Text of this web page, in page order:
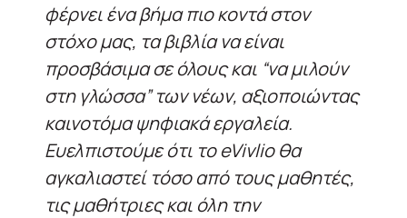
φέρνει ένα βήμα πιο κοντά στον
στόχο μας, τα βιβλία να είναι
προσβάσιμα σε όλους και “να μιλούν
στη γλώσσα” των νέων, αξιοποιώντας
καινοτόμα ψηφιακά εργαλεία.
Ευελπιστούμε ότι το eVivlio θα
αγκαλιαστεί τόσο από τους μαθητές,
τις μαθήτριες και όλη την